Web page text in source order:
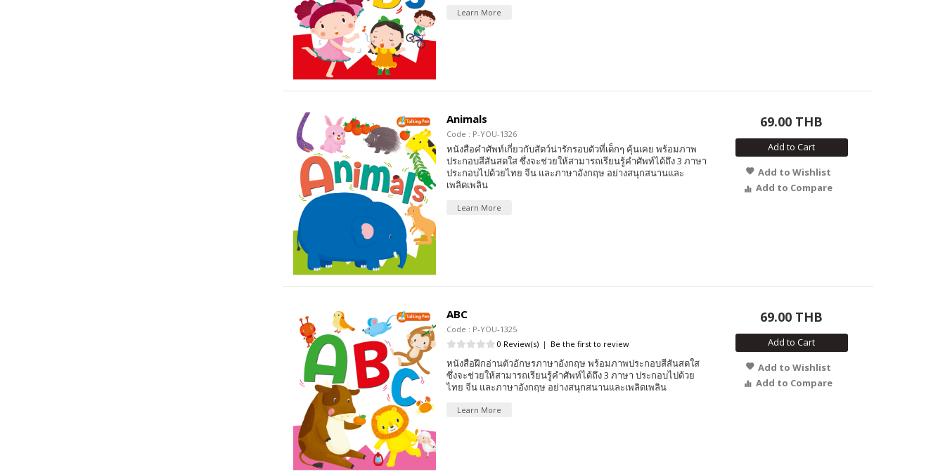
Learn More
Animals
Code : P-YOU-1326
หนังสือคำศัพท์เกี่ยวกับสัตว์น่ารักรอบตัวที่เด็กๆ คุ้นเคย พร้อมภาพ
ประกอบสีสันสดใส ซึ่งจะช่วยให้สามารถเรียนรู้คำศัพท์ได้ถึง 3 ภาษา
ประกอบไปด้วยไทย จีน และภาษาอังกฤษ อย่างสนุกสนานและ
เพลิดเพลิน
Learn More
69.00 THB
Add to Cart
Add to Wishlist
Add to Compare
ABC
Code : P-YOU-1325
0 Review(s) | Be the first to review
หนังสือฝึกอ่านตัวอักษรภาษาอังกฤษ พร้อมภาพประกอบสีสันสดใส
ซึ่งจะช่วยให้สามารถเรียนรู้คำศัพท์ได้ถึง 3 ภาษา ประกอบไปด้วย
ไทย จีน และภาษาอังกฤษ อย่างสนุกสนานและเพลิดเพลิน
Learn More
69.00 THB
Add to Cart
Add to Wishlist
Add to Compare